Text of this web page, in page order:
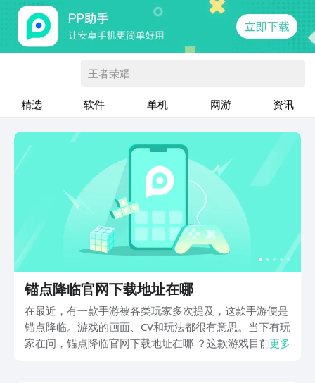
王者荣耀
精选 软件 单机 网游 资讯
锚点降临官网下载地址在哪
在最近，有一款手游被各类玩家多次提及，这款手游便是
锚点降临。游戏的画面、CV和玩法都很有意思。当下有玩
家在问，锚点降临官网下载地址在哪 ？这款游戏目前是更多